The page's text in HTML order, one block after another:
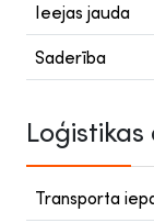
Ieejas jauda
Saderība
Transporta